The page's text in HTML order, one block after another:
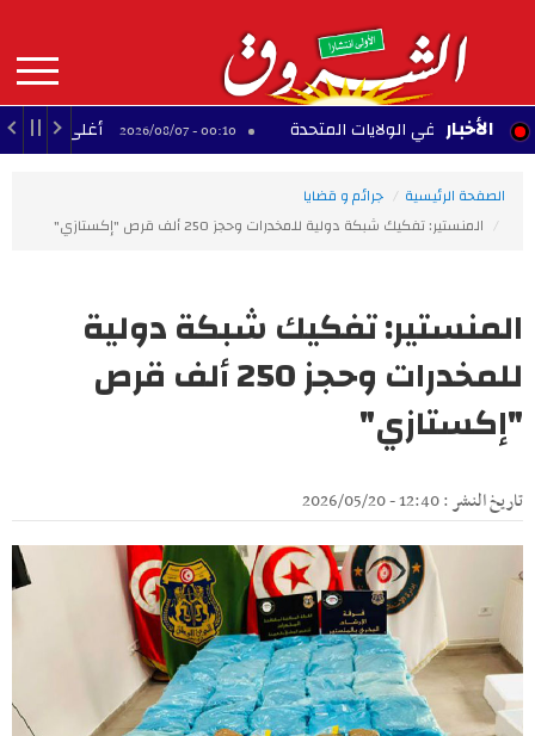
contenu
principal
MAIN
NAVIGATION الأخبار
في الولايات المتحدة 00:10 - 2026/08/07 أغلى 10 لاعبين أفارقة عبر التاريخ
الصفحة الرئيسية
جرائم و قضايا
المنستير: تفكيك شبكة دولية للمخدرات وحجز 250 ألف قرص "إكستازي"
المنستير: تفكيك شبكة دولية
للمخدرات وحجز 250 ألف قرص
"إكستازي"
تاريخ النشر : 12:40 - 2026/05/20